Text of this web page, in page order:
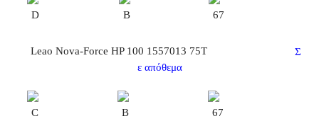
D B 67
Leao Nova-Force HP 100 1557013 75T
Σ
ε απόθεμα
C B 67